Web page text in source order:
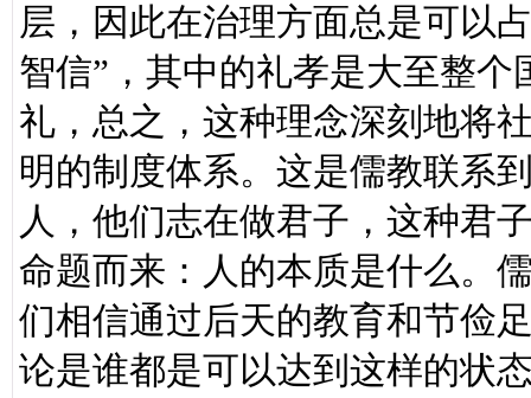
层，因此在治理方面总是可以
智信”，其中的礼孝是大至整
礼，总之，这种理念深刻地将
明的制度体系。这是儒教联系
人，他们志在做君子，这种君
命题而来：人的本质是什么。
们相信通过后天的教育和节俭
论是谁都是可以达到这样的状